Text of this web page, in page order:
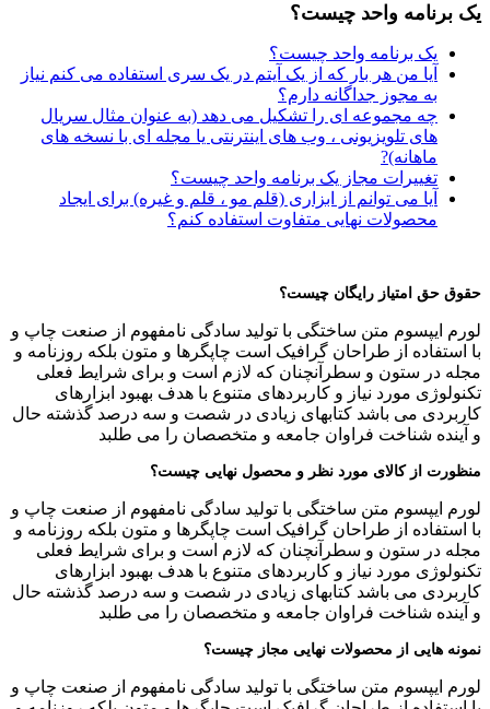
یک برنامه واحد چیست؟
یک برنامه واحد چیست؟
آیا من هر بار که از یک آیتم در یک سری استفاده می کنم نیاز
به مجوز جداگانه دارم؟
چه مجموعه ای را تشکیل می دهد (به عنوان مثال سریال
های تلویزیونی ، وب های اینترنتی یا مجله ای با نسخه های
ماهانه)?
تغییرات مجاز یک برنامه واحد چیست؟
آیا می توانم از ابزاری (قلم مو ، قلم و غیره) برای ایجاد
محصولات نهایی متفاوت استفاده کنم؟
حقوق حق امتیاز رایگان چیست؟
لورم ایپسوم متن ساختگی با تولید سادگی نامفهوم از صنعت چاپ و
با استفاده از طراحان گرافیک است چاپگرها و متون بلکه روزنامه و
مجله در ستون و سطرآنچنان که لازم است و برای شرایط فعلی
تکنولوژی مورد نیاز و کاربردهای متنوع با هدف بهبود ابزارهای
کاربردی می باشد کتابهای زیادی در شصت و سه درصد گذشته حال
و آینده شناخت فراوان جامعه و متخصصان را می طلبد
منظورت از کالای مورد نظر و محصول نهایی چیست؟
لورم ایپسوم متن ساختگی با تولید سادگی نامفهوم از صنعت چاپ و
با استفاده از طراحان گرافیک است چاپگرها و متون بلکه روزنامه و
مجله در ستون و سطرآنچنان که لازم است و برای شرایط فعلی
تکنولوژی مورد نیاز و کاربردهای متنوع با هدف بهبود ابزارهای
کاربردی می باشد کتابهای زیادی در شصت و سه درصد گذشته حال
و آینده شناخت فراوان جامعه و متخصصان را می طلبد
نمونه هایی از محصولات نهایی مجاز چیست؟
لورم ایپسوم متن ساختگی با تولید سادگی نامفهوم از صنعت چاپ و